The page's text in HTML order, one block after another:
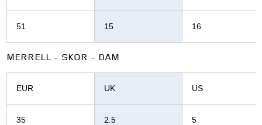
51 15 16
MERRELL - SKOR - DAM
EUR UK US
35 2.5 5